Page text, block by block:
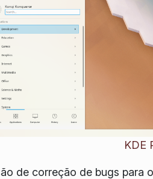
KDE
de correção de bugs para